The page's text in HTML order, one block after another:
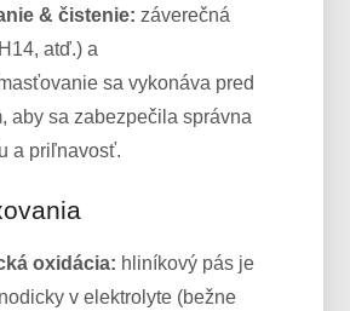
& čistenie: záverečná
atď.) a
sa vykonáva pred
aby sa zabezpečila správna
a priľnavosť.
oxidácia: hliníkový pás je
v elektrolyte (bežne